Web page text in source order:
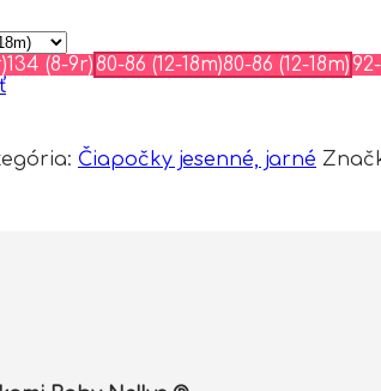
134 (8-9r)80-86 (12-18m)80-86 (12-18m)
Čiapočky jesenné, jarné